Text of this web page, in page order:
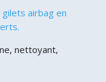
airbag en
nettoyant,